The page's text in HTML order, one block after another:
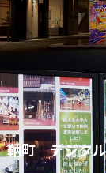
鞆町 デジタ